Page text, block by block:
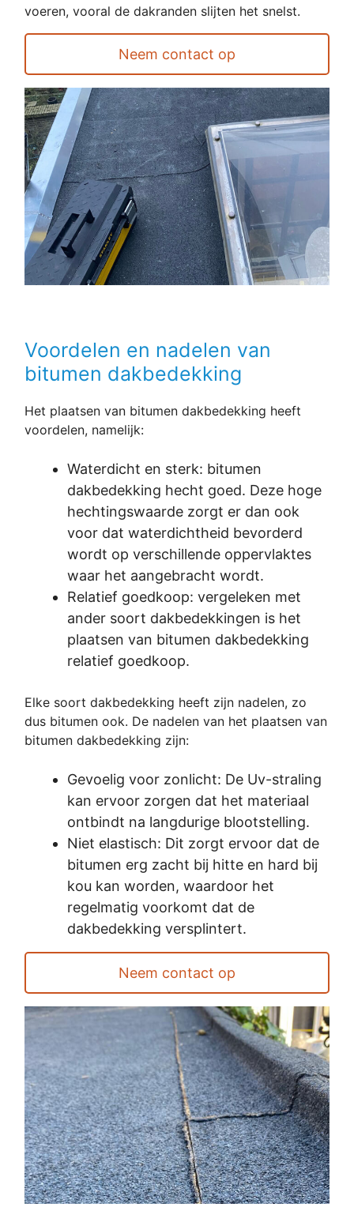
voeren, vooral de dakranden slijten het snelst.
Neem contact op
Voordelen en nadelen van
bitumen dakbedekking
Het plaatsen van bitumen dakbedekking heeft
voordelen, namelijk:
Waterdicht en sterk: bitumen
dakbedekking hecht goed. Deze hoge
hechtingswaarde zorgt er dan ook
voor dat waterdichtheid bevorderd
wordt op verschillende oppervlaktes
waar het aangebracht wordt.
Relatief goedkoop: vergeleken met
ander soort dakbedekkingen is het
plaatsen van bitumen dakbedekking
relatief goedkoop.
Elke soort dakbedekking heeft zijn nadelen, zo
dus bitumen ook. De nadelen van het plaatsen van
bitumen dakbedekking zijn:
Gevoelig voor zonlicht: De Uv-straling
kan ervoor zorgen dat het materiaal
ontbindt na langdurige blootstelling.
Niet elastisch: Dit zorgt ervoor dat de
bitumen erg zacht bij hitte en hard bij
kou kan worden, waardoor het
regelmatig voorkomt dat de
dakbedekking versplintert.
Neem contact op